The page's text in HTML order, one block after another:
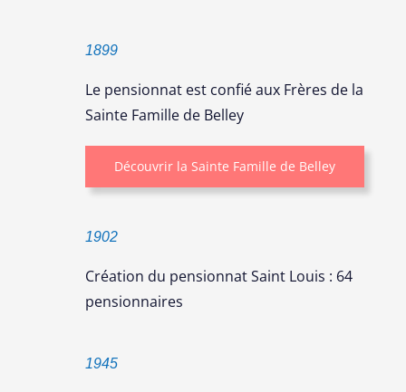
1899
Le pensionnat est confié aux Frères de la
Sainte Famille de Belley
Découvrir la Sainte Famille de Belley
1902
Création du pensionnat Saint Louis : 64
pensionnaires
1945